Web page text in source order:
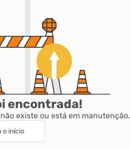
encontrada!
existe ou está em manutenção.
o início